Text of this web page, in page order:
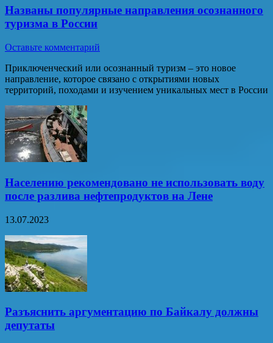
Названы популярные направления осознанного
туризма в России
Оставьте комментарий
Приключенческий или осознанный туризм – это новое
направление, которое связано с открытиями новых
территорий, походами и изучением уникальных мест в России
Населению рекомендовано не использовать воду
после разлива нефтепродуктов на Лене
13.07.2023
Разъяснить аргументацию по Байкалу должны
депутаты